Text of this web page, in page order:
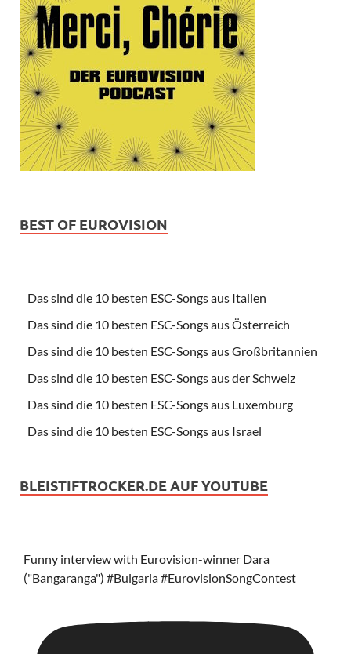
BEST OF EUROVISION
Das sind die 10 besten ESC-Songs aus Italien
Das sind die 10 besten ESC-Songs aus Österreich
Das sind die 10 besten ESC-Songs aus Großbritannien
Das sind die 10 besten ESC-Songs aus der Schweiz
Das sind die 10 besten ESC-Songs aus Luxemburg
Das sind die 10 besten ESC-Songs aus Israel
BLEISTIFTROCKER.DE AUF YOUTUBE
Funny interview with Eurovision-winner Dara
("Bangaranga") #Bulgaria #EurovisionSongContest